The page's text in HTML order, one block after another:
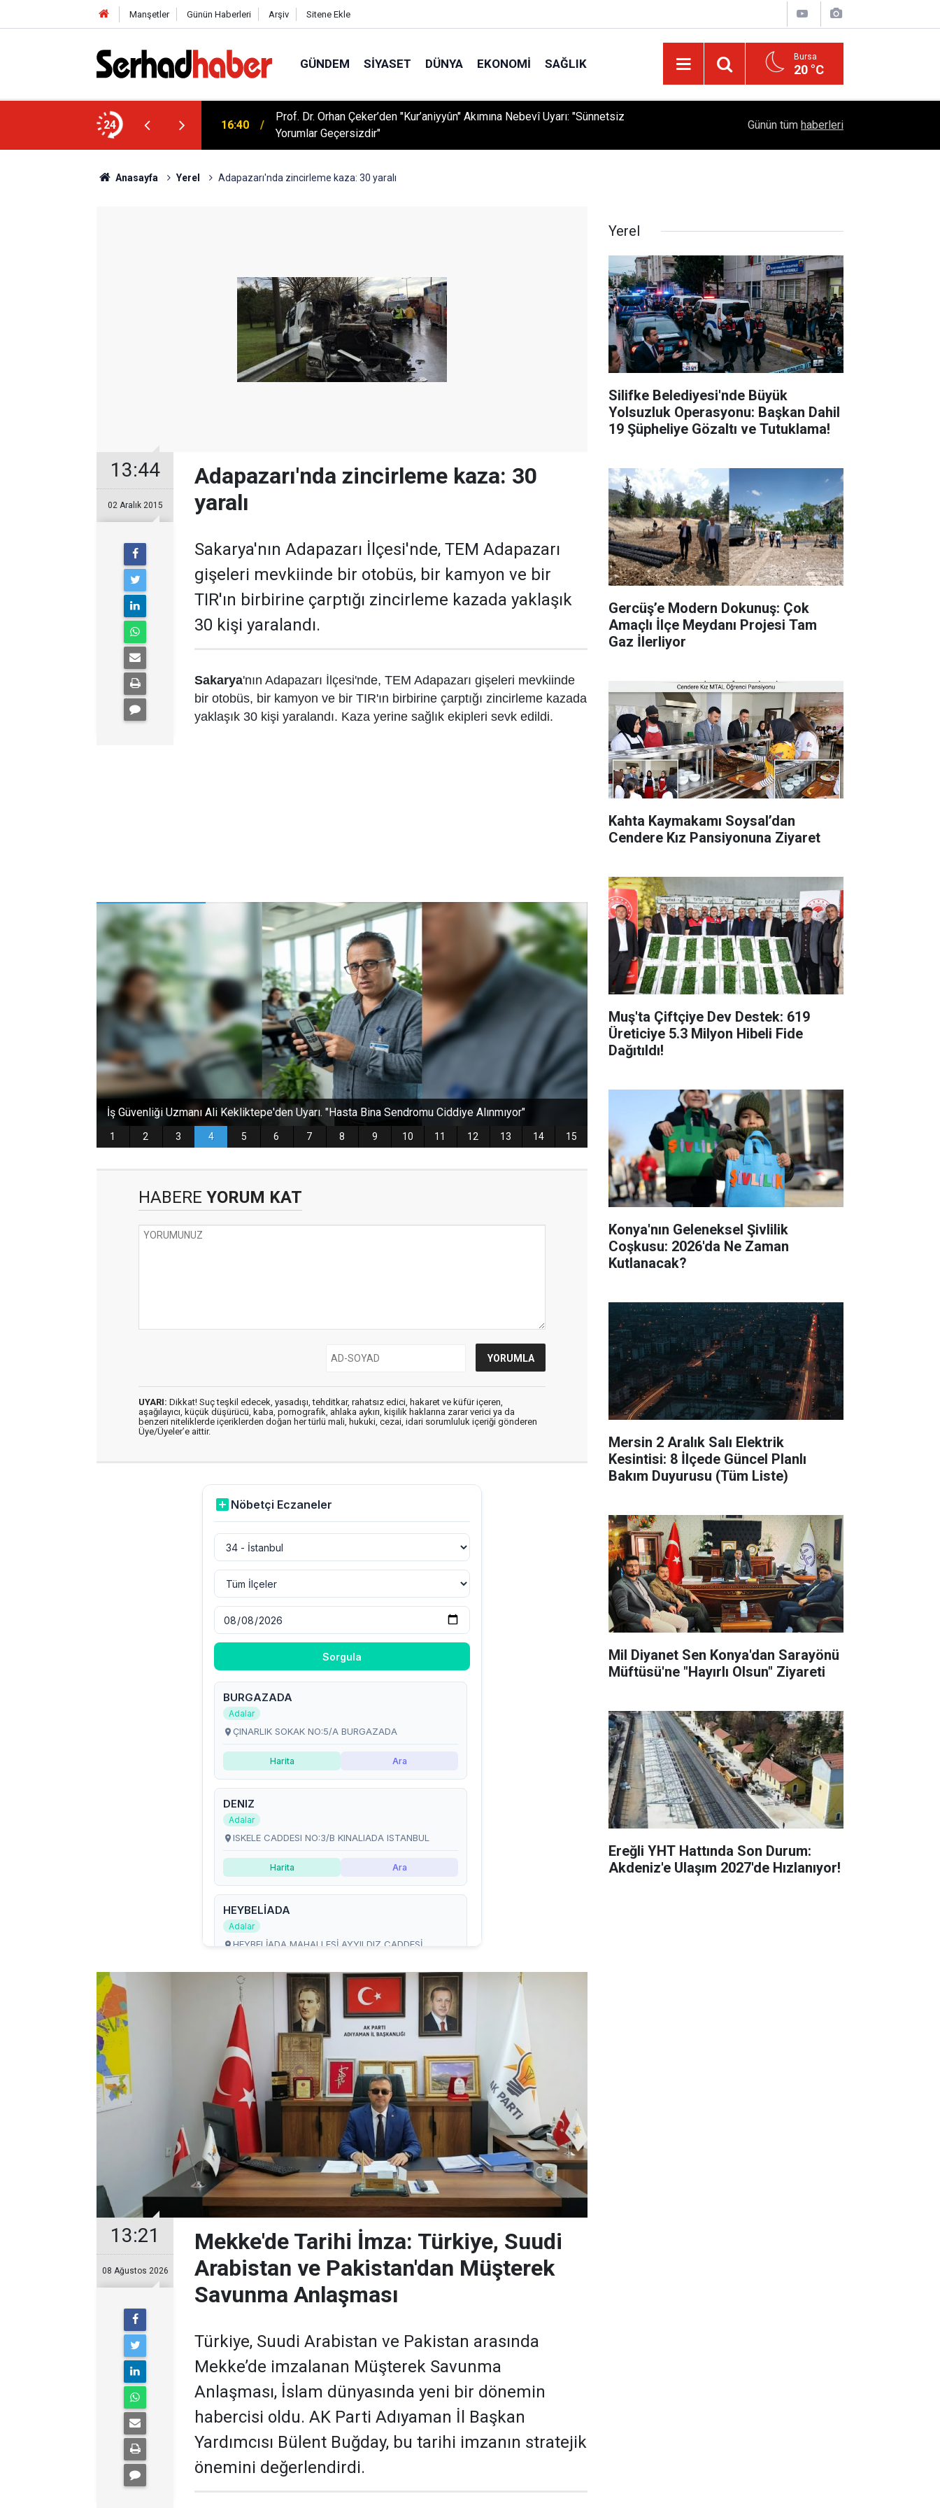
Manşetler Günün Haberleri Arşiv Sitene Ekle
GÜNDEM SIYASET DÜNYA EKONOMI SAĞLIK Bursa
20 °C
24
Kur'an Evlilikte Nasıl Bir Model
16:40
Prof. Dr. Orhan Çeker’den "Kur’aniyyûn" Akımına Nebevî Uyarı: "Sünnetsiz
Yorumlar Geçersizdir"
Sağlıklı Beslenmede Yeni Trend: Düşük
Günün tüm haberleri
Anasayfa Yerel Adapazarı'nda zincirleme kaza: 30 yaralı
13:44
02 Aralık 2015
Adapazarı'nda zincirleme kaza: 30
yaralı
Sakarya'nın Adapazarı İlçesi'nde, TEM Adapazarı
gişeleri mevkiinde bir otobüs, bir kamyon ve bir
TIR'ın birbirine çarptığı zincirleme kazada yaklaşık
30 kişi yaralandı.
Sakarya'nın Adapazarı İlçesi'nde, TEM Adapazarı gişeleri mevkiinde
bir otobüs, bir kamyon ve bir TIR'ın birbirine çarptığı zincirleme kazada
yaklaşık 30 kişi yaralandı. Kaza yerine sağlık ekipleri sevk edildi.
HABERE YORUM KAT
UYARI: Dikkat! Suç teşkil edecek, yasadışı, tehditkar, rahatsız edici, hakaret ve küfür içeren,
aşağılayıcı, küçük düşürücü, kaba, pornografik, ahlaka aykırı, kişilik haklarına zarar verici ya da
benzeri niteliklerde içeriklerden doğan her türlü mali, hukuki, cezai, idari sorumluluk içeriği gönderen
Üye/Üyeler’e aittir.
13:21
08 Ağustos 2026
Mekke'de Tarihi İmza: Türkiye, Suudi
Arabistan ve Pakistan'dan Müşterek
Savunma Anlaşması
Türkiye, Suudi Arabistan ve Pakistan arasında
Mekke’de imzalanan Müşterek Savunma
Anlaşması, İslam dünyasında yeni bir dönemin
habercisi oldu. AK Parti Adıyaman İl Başkan
Yardımcısı Bülent Buğday, bu tarihi imzanın stratejik
önemini değerlendirdi.
Yerel
Silifke Belediyesi'nde Büyük
Yolsuzluk Operasyonu: Başkan Dahil
19 Şüpheliye Gözaltı ve Tutuklama!
Gercüş’e Modern Dokunuş: Çok
Amaçlı İlçe Meydanı Projesi Tam
Gaz İlerliyor
Kahta Kaymakamı Soysal’dan
Cendere Kız Pansiyonuna Ziyaret
Muş'ta Çiftçiye Dev Destek: 619
Üreticiye 5.3 Milyon Hibeli Fide
Dağıtıldı!
Konya'nın Geleneksel Şivlilik
Coşkusu: 2026'da Ne Zaman
Kutlanacak?
Mersin 2 Aralık Salı Elektrik
Kesintisi: 8 İlçede Güncel Planlı
Bakım Duyurusu (Tüm Liste)
Mil Diyanet Sen Konya'dan Sarayönü
Müftüsü'ne "Hayırlı Olsun" Ziyareti
Ereğli YHT Hattında Son Durum:
Akdeniz'e Ulaşım 2027'de Hızlanıyor!